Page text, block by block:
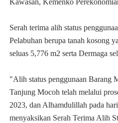
Kawasan, Kemenko
Serah terima alih status
Pelabuhan berupa tanah kosong
seluas 5,776 m2 serta Dermaga
"Alih status penggunaan Barang
Tanjung Mocoh telah melalui
2023, dan Alhamdulillah pada
menyaksikan Serah Terima Alih